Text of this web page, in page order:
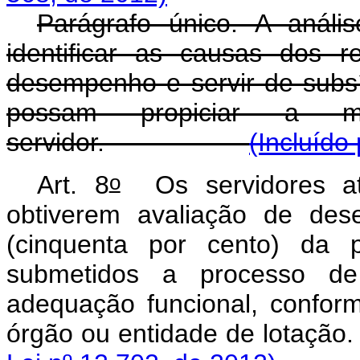
Parágrafo único. A
identificar as causas dos
desempenho e servir de
possam propiciar a
servidor.
(Incluído
Art. 8oOs servidores
obtiverem avaliação de
(cinquenta por cento) da
submetidos a processo
adequação funcional,
órgão ou entidade